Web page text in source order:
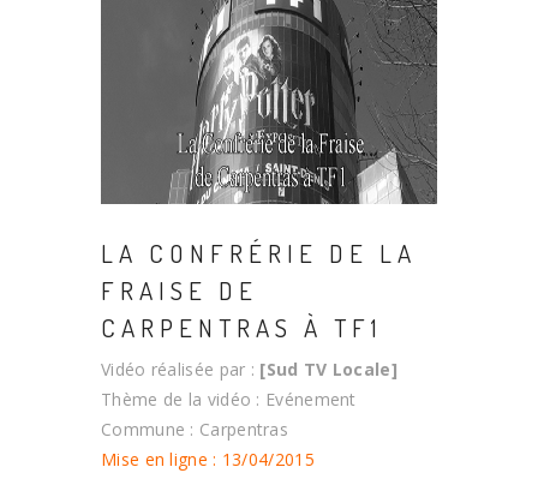
LA CONFRÉRIE DE LA
FRAISE DE
CARPENTRAS À TF1
Vidéo réalisée par : [Sud TV Locale]
Thème de la vidéo : Evénement
Commune : Carpentras
Mise en ligne : 13/04/2015